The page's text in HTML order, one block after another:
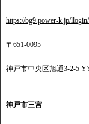
https://bg9.power-k.jp/
〒651-0095
神戸市中央区旭通3-2-5
神戸市三宮